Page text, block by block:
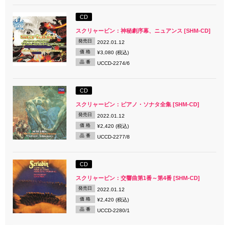
CD
スクリャービン：神秘劇序幕、ニュアンス [SHM-CD]
発売日 2022.01.12
価 格 ¥3,080 (税込)
品 番 UCCD-2274/6
CD
スクリャービン：ピアノ・ソナタ全集 [SHM-CD]
発売日 2022.01.12
価 格 ¥2,420 (税込)
品 番 UCCD-2277/8
CD
スクリャービン：交響曲第1番～第4番 [SHM-CD]
発売日 2022.01.12
価 格 ¥2,420 (税込)
品 番 UCCD-2280/1